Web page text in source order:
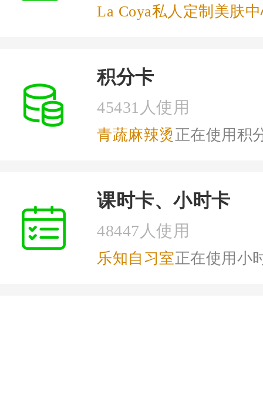
餐饮会员营销问
La Coya私人定制美肤
积分卡
45431人使用
青蔬麻辣烫正在使用积
课时卡、小时卡
48447人使用
乐知自习室正在使用小